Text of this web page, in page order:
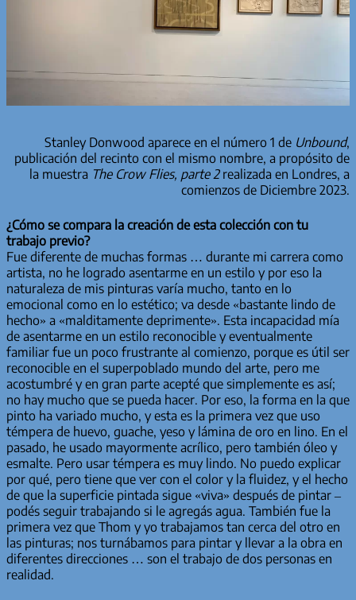
Stanley Donwood aparece en el número 1 de Unbound,
publicación del recinto con el mismo nombre, a propósito de
la muestra The Crow Flies, parte 2realizada en Londres, a
comienzos de Diciembre 2023.
¿Cómo se compara la creación de esta colección con tu
trabajo previo?
Fue diferente de muchas formas … durante mi carrera como
artista, no he logrado asentarme en un estilo y por eso la
naturaleza de mis pinturas varía mucho, tanto en lo
emocional como en lo estético; va desde «bastante lindo de
hecho» a «malditamente deprimente». Esta incapacidad mía
de asentarme en un estilo reconocible y eventualmente
familiar fue un poco frustrante al comienzo, porque es útil ser
reconocible en el superpoblado mundo del arte, pero me
acostumbré y en gran parte acepté que simplemente es así;
no hay mucho que se pueda hacer. Por eso, la forma en la que
pinto ha variado mucho, y esta es la primera vez que uso
témpera de huevo, guache, yeso y lámina de oro en lino. En el
pasado, he usado mayormente acrílico, pero también óleo y
esmalte. Pero usar témpera es muy lindo. No puedo explicar
por qué, pero tiene que ver con el color y la fluidez, y el hecho
de que la superficie pintada sigue «viva» después de pintar –
podés seguir trabajando si le agregás agua. También fue la
primera vez que Thom y yo trabajamos tan cerca del otro en
las pinturas; nos turnábamos para pintar y llevar a la obra en
diferentes direcciones … son el trabajo de dos personas en
realidad.